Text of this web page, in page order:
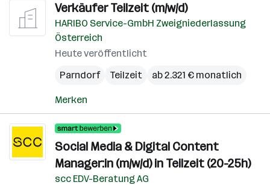
Verkäufer Teilzeit (m/w/d)
HARIBO Service-GmbH Zweigniederlassung
Österreich
Heute veröffentlicht
Parndorf
Teilzeit ab 2.321 € monatlich
Merken
Social Media & Digital Content
Manager:in (m/w/d) in Teilzeit (20-25h)
scc EDV-Beratung AG